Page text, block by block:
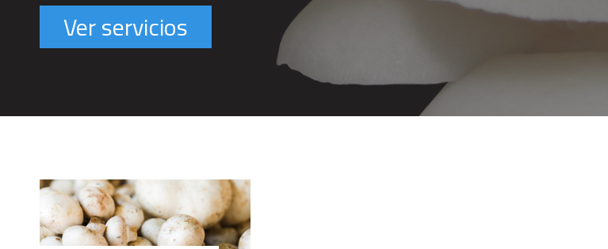
Ver servicios